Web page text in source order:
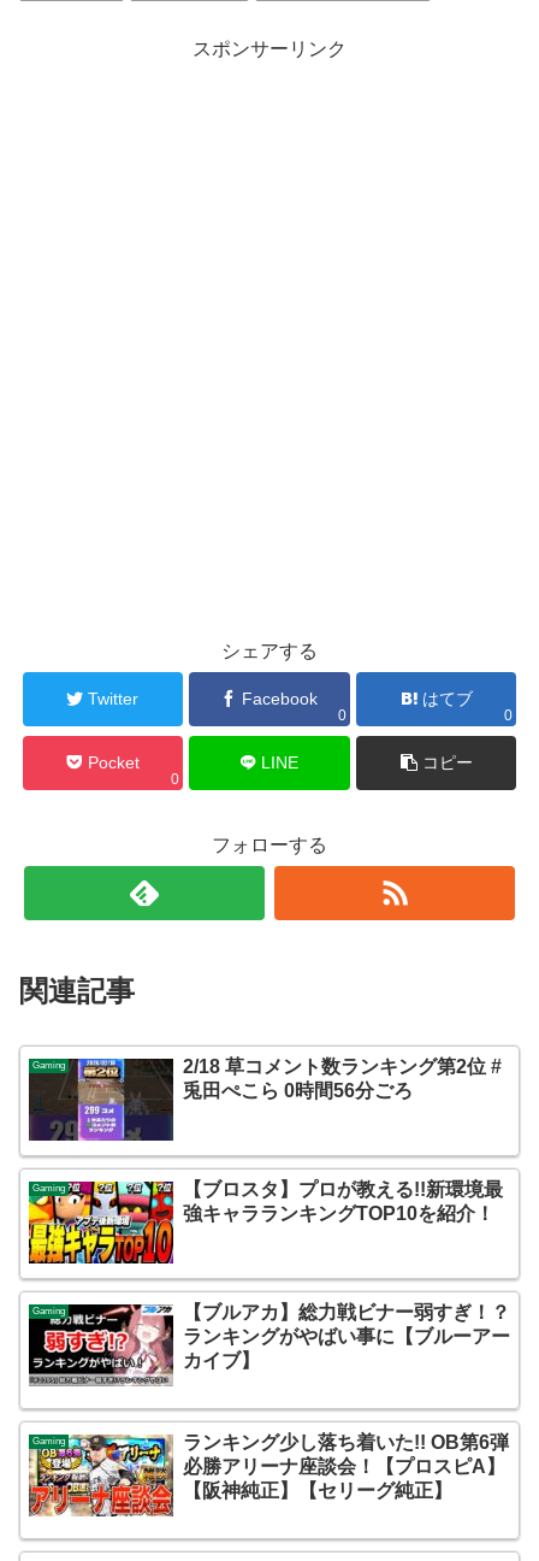
スポンサーリンク
シェアする
Twitter Facebook
0
はてブ
0
Pocket
0
LINE コピー
フォローする
関連記事
Gaming
2/18 草コメント数ランキング第2位 #
兎田ぺこら 0時間56分ごろ
Gaming
【ブロスタ】プロが教える!!新環境最
強キャラランキングTOP10を紹介！
Gaming
【ブルアカ】総力戦ビナー弱すぎ！？
ランキングがやばい事に【ブルーアー
カイブ】
Gaming
ランキング少し落ち着いた!! OB第6弾
必勝アリーナ座談会！【プロスピA】
【阪神純正】【セリーグ純正】